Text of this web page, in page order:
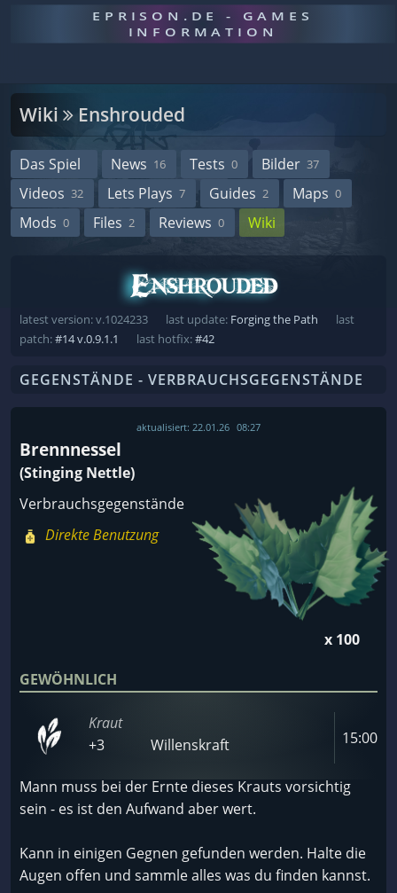
EPRISON.DE - GAMES
INFORMATION
Wiki Enshrouded
Das Spiel News 16 Tests 0 Bilder 37
Videos 32 Lets Plays 7 Guides 2 Maps 0
Mods 0 Files 2 Reviews 0 Wiki
latest version: v.1024233 last update: Forging the Path
last
patch:#14 v.0.9.1.1 last hotfix:#42
GEGENSTÄNDE - VERBRAUCHSGEGENSTÄNDE
aktualisiert: 22.01.26 08:27
Brennnessel
(Stinging Nettle)
Verbrauchsgegenstände
Direkte Benutzung
x 100
GEWÖHNLICH
Kraut
+3
Willenskraft 15:00
Mann muss bei der Ernte dieses Krauts vorsichtig
sein - es ist den Aufwand aber wert.
Kann in einigen Gegnen gefunden werden. Halte die
Augen offen und sammle alles was du finden kannst.